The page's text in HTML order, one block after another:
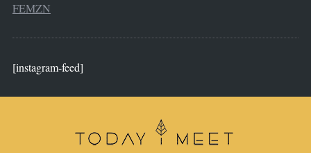
FEMZN
[instagram-feed]